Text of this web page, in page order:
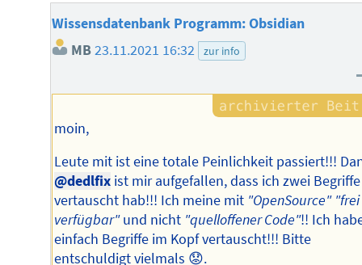
Wissensdatenbank Programm: Obsidian
MB23.11.2021 16:32 zur info
moin,
Leute mit ist eine totale Peinlichkeit passiert!!!
@dedlfix ist mir aufgefallen, dass ich zwei Begriffe
vertauscht hab!!! Ich meine mit "OpenSource" "frei
verfügbar"und nicht "quelloffener Code"!! Ich
einfach Begriffe im Kopf vertauscht!!! Bitte
entschuldigt vielmals 😟.